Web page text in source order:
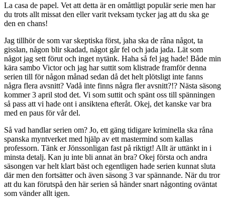
La casa de papel. Vet att detta är en omåttligt populär serie men har
du trots allt missat den eller varit tveksam tycker jag att du ska ge
den en chans!
Jag tillhör de som var skeptiska först, jaha ska de råna något, ta
gisslan, någon blir skadad, något går fel och jada jada. Lät som
något jag sett förut och inget nytänk. Haha så fel jag hade! Både min
kära sambo Victor och jag har suttit som klistrade framför denna
serien till för någon månad sedan då det helt plötsligt inte fanns
några flera avsnitt? Vadå inte finns några fler avsnitt?!? Nästa säsong
kommer 3 april stod det. Vi som suttit och spänt oss till spänningen
så pass att vi hade ont i ansiktena efteråt. Okej, det kanske var bra
med en paus för vår del.
Så vad handlar serien om? Jo, ett gäng tidigare kriminella ska råna
spanska myntverket med hjälp av ett mastermind som kallas
professorn. Tänk er Jönssonligan fast på riktigt! Allt är uttänkt in i
minsta detalj. Kan ju inte bli annat än bra? Okej första och andra
säsongen var helt klart bäst och egentligen hade serien kunnat sluta
där men den fortsätter och även säsong 3 var spännande. När du tror
att du kan förutspå den här serien så händer snart någonting oväntat
som vänder allt igen.